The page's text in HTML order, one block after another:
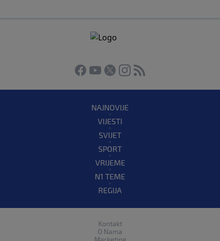
NAJNOVIJE
VIJESTI
SVIJET
SPORT
VRIJEME
N1 TEME
REGIJA
Kontakt
O Nama
Marketing